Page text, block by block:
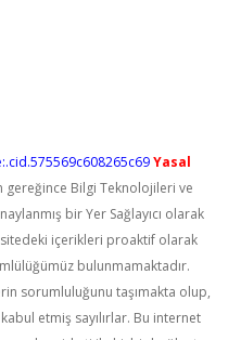
Yasal
gereğince Bilgi Teknolojileri ve
bir Yer Sağlayıcı olarak
içerikleri proaktif olarak
bulunmamaktadır.
sorumluluğunu taşımakta olup,
etmiş sayılırlar. Bu internet